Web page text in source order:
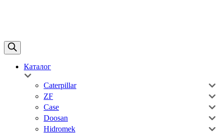
Каталог
Caterpillar
ZF
Case
Doosan
Hidromek